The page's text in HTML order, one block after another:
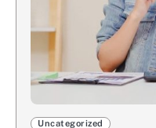
Uncategorized